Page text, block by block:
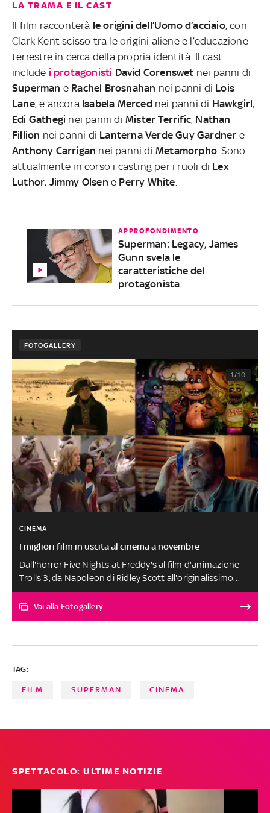
LA TRAMA E IL CAST
Il film racconterà le origini dell’Uomo d’acciaio, con
Clark Kent scisso tra le origini aliene e l’educazione
terrestre in cerca della propria identità. Il cast
include i protagonisti David Corenswet nei panni di
Superman e Rachel Brosnahan nei panni di Lois
Lane, e ancora Isabela Merced nei panni di Hawkgirl,
Edi Gathegi nei panni diMister Terrific, Nathan
Fillion nei panni di Lanterna Verde Guy Gardner e
Anthony Carrigan nei panni diMetamorpho . Sono
attualmente in corso i casting per i ruoli di Lex
Luthor, Jimmy Olsen e Perry White
APPROFONDIMENTO
Superman: Legacy, James
Gunn svela le
caratteristiche del
protagonista
FOTOGALLERY
1/10
CINEMA
I migliori film in uscita al cinema a novembre
Dall'horror Five Nights at Freddy's al film d'animazione
Trolls 3, da Napoleon di Ridley Scott all'originalissimo
Dream Scenario con Nicolas Cage, ecco i film da vedere al
cinema a novembre 2023
Vai alla Fotogallery
TAG:
FILM SUPERMAN CINEMA
SPETTACOLO: ULTIME NOTIZIE